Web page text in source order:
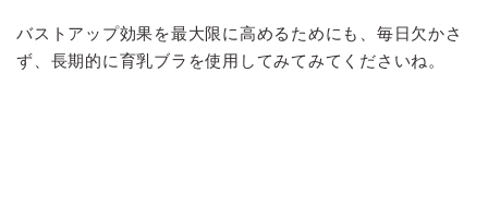
バストアップ効果を最大限に高めるためにも、毎日欠かさ
ず、長期的に育乳ブラを使用してみてみてくださいね。